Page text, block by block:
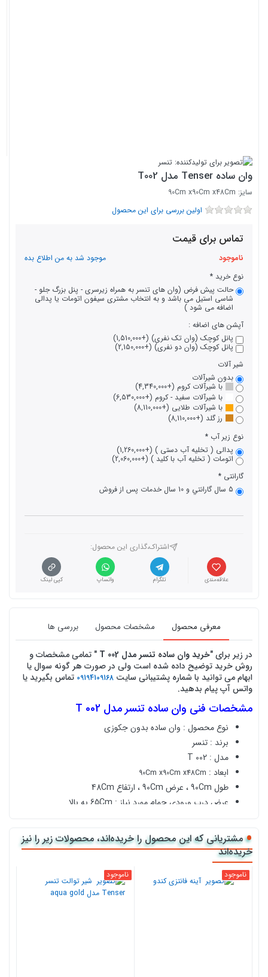
وان ساده Tenser مدل T002
سایز: 90Cm x90Cm x48Cm
اولین بررسی برای این محصول
تماس برای قیمت
ناموجود
موجود شد به من اطلاع بده
نوع خرید
حالت پیش فرض (وان های تنسر به همراه زیرسری - پنل بزرگ جلو -
شاسی استیل می باشد و به انتخاب مشتری سیفون اتومات یا پدالی
اضافه می شود )
آپشن های اضافه :
پانل کوچک (وان تک نفری) (+1,510,000)
پانل کوچک (وان دو نفری) (+2,150,000)
شیر آلات
بدون شیرآلات
با شیرآلات کروم (+4,340,000)
با شیرآلات سفید - کروم (+6,530,000)
با شیرآلات طلایی (+8,110,000)
رز گلد (+8,110,000)
نوع زیر آب
پدالی ( تخلیه آب دستی ) (+1,260,000)
اتومات ( تخلیه آب با کلید ) (+2,060,000)
گارانتی
5 سال گارانتي و 10 سال خدمات پس از فروش
اشتراک،گذاری این محصول‌:
علاقه‌مندی تلگرام واتساپ کپی لینک
معرفی محصول مشخصات محصول بررسی ها
در زیر برای "خرید وان ساده تنسر مدل 002 T
" تمامی مشخصات و
روش خرید توضیح داده شده است ولی در صورت هر گونه سوال یا
ابهام می توانید با شماره پشتیبانی سایت 09194109168 تماس بگیرید یا
واتس آپ پیام بدهید.
مشخصات فنی وان ساده تنسر مدل T 002
نوع محصول : وان ساده بدون جکوزی
برند : تنسر
مدل : 002 T
ابعاد : 90Cm x90Cm x48Cm
طول 90Cm ، عرض 90Cm ، ارتفاع 48Cm
عرض درب ورودی حمام مورد نیاز : 65Cm به بالا
ظرفیت حجم آب : 155 متر مکعب
کاور پیش فرض : پنل جلو
بسته بندی : بسته بندی پلاستیک حبابی
جنس بدنه : ورق اکرلیک چند لایه تقویت شده و آنتی باکتریال
مشتریانی که این محصول را خریده‌اند، محصولات زیر را نیز
خریده‌اند
ناموجود ناموجود